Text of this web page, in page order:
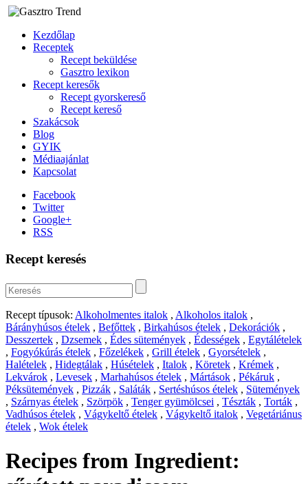
Kezdőlap
Receptek
Recept beküldése
Gasztro lexikon
Recept keresők
Recept gyorskereső
Recept kereső
Szakácsok
Blog
GYIK
Médiaajánlat
Kapcsolat
Facebook
Twitter
Google+
RSS
Recept keresés
Recept típusok: Alkoholmentes italok , Alkoholos italok ,
Bárányhúsos ételek , Befőttek , Birkahúsos ételek , Dekorációk ,
Desszertek , Dzsemek , Édes sütemények , Édességek , Egytálételek
, Fogyókúrás ételek , Főzelékek , Grill ételek , Gyorsételek ,
Halételek , Hidegtálak , Húsételek , Italok , Köretek , Krémek ,
Lekvárok , Levesek , Marhahúsos ételek , Mártások , Pékáruk ,
Péksütemények , Pizzák , Saláták , Sertéshúsos ételek , Sütemények
, Szárnyas ételek , Szörpök , Tenger gyümölcsei , Tészták , Torták ,
Vadhúsos ételek , Vágykeltő ételek , Vágykeltő italok , Vegetáriánus
ételek , Wok ételek
Recipes from Ingredient: